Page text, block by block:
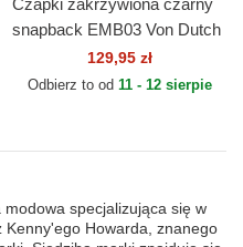
Czapki zakrzywiona czarny
snapback EMB03 Von Dutch
129,95 zł
Odbierz to od 11 - 12 sierpie
specjalizująca się w
Kenny'ego Howarda, znanego